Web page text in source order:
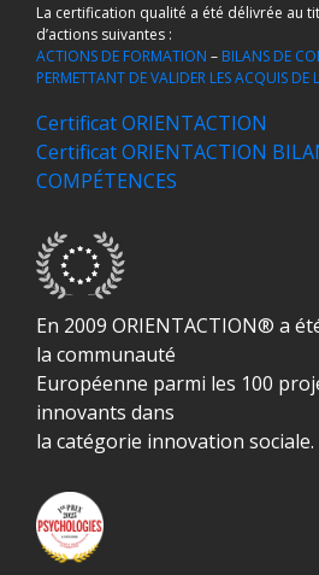
La certification qualité a été délivrée au
d’actions suivantes :
ACTIONS DE FORMATION – BILANS DE
PERMETTANT DE VALIDER LES ACQUIS DE
Certificat ORIENTACTION
Certificat ORIENTACTION
COMPÉTENCES
En 2009 ORIENTACTION® a
la communauté
Européenne parmi les 100
innovants dans
la catégorie innovation sociale.